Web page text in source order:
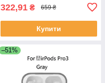
322,91 ₴ 659 ₴
Купити
–51%